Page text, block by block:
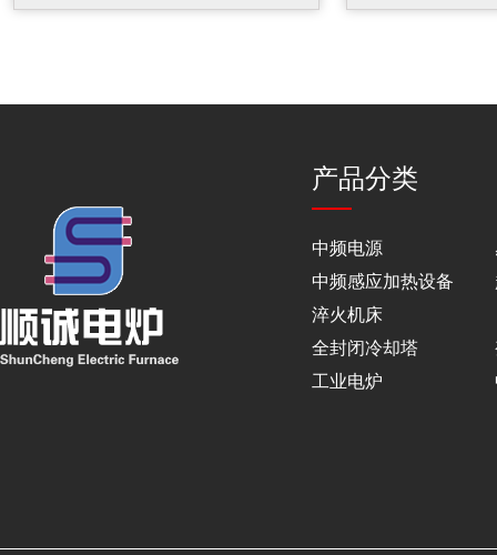
产品分类
中频电源
中频感应加热设备
淬火机床
全封闭冷却塔
工业电炉